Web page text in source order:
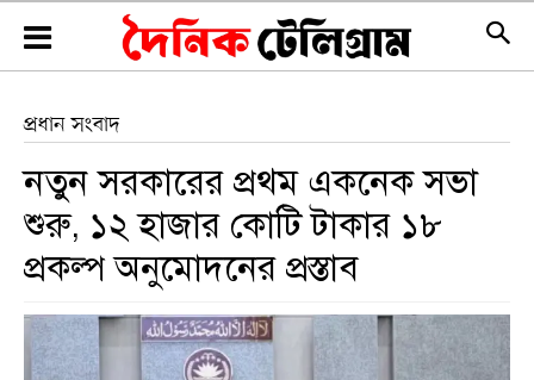
প্রধান সংবাদ
নতুন সরকারের প্রথম একনেক সভা
শুরু, ১২ হাজার কোটি টাকার ১৮
প্রকল্প অনুমোদনের প্রস্তাব